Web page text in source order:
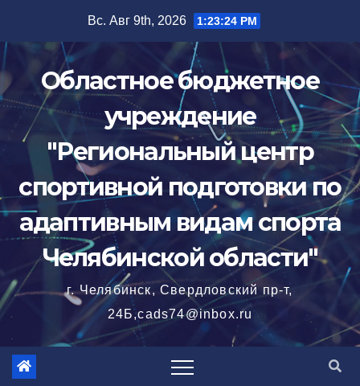
содержимому
Вс. Авг 9th, 2026 1:23:26 PM
Областное бюджетное
учреждение
"Региональный центр
спортивной подготовки по
адаптивным видам спорта
Челябинской области"
г. Челябинск, Свердловский пр-т,
24Б,cads74@inbox.ru